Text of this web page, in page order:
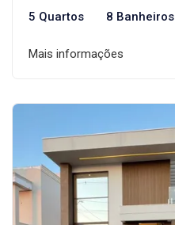
5 Quartos 8 Banheiros
Mais informações